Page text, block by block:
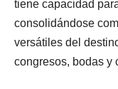
tiene capacidad
consolidándose
versátiles del
congresos, bodas y